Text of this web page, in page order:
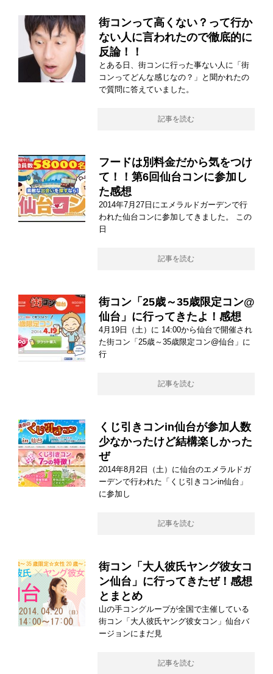
街コンって高くない？って行か
ない人に言われたので徹底的に
反論！！
とある日、街コンに行った事ない人に「街
コンってどんな感じなの？」と聞かれたの
で質問に答えていました。
記事を読む
フードは別料金だから気をつけ
て！！第6回仙台コンに参加し
た感想
2014年7月27日にエメラルドガーデンで行
われた仙台コンに参加してきました。 この
日
記事を読む
街コン「25歳～35歳限定コン@
仙台」に行ってきたよ！感想
4月19日（土）に 14:00から仙台で開催され
た街コン「25歳～35歳限定コン@仙台」に
行
記事を読む
くじ引きコンin仙台が参加人数
少なかったけど結構楽しかった
ぜ
2014年8月2日（土）に仙台のエメラルドガ
ーデンで行われた「くじ引きコンin仙台」
に参加し
記事を読む
街コン「大人彼氏ヤング彼女コ
ン仙台」に行ってきたぜ！感想
とまとめ
山の手コングループが全国で主催している
街コン「大人彼氏ヤング彼女コン」仙台バ
ージョンにまだ見
記事を読む